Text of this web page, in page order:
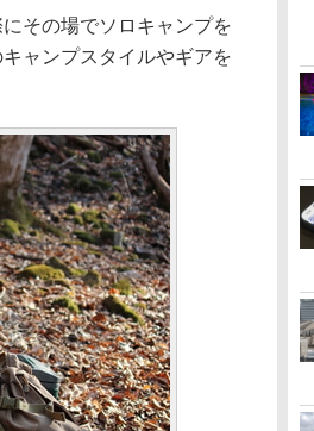
その場でソロキャンプを
ャンプスタイルやギアを